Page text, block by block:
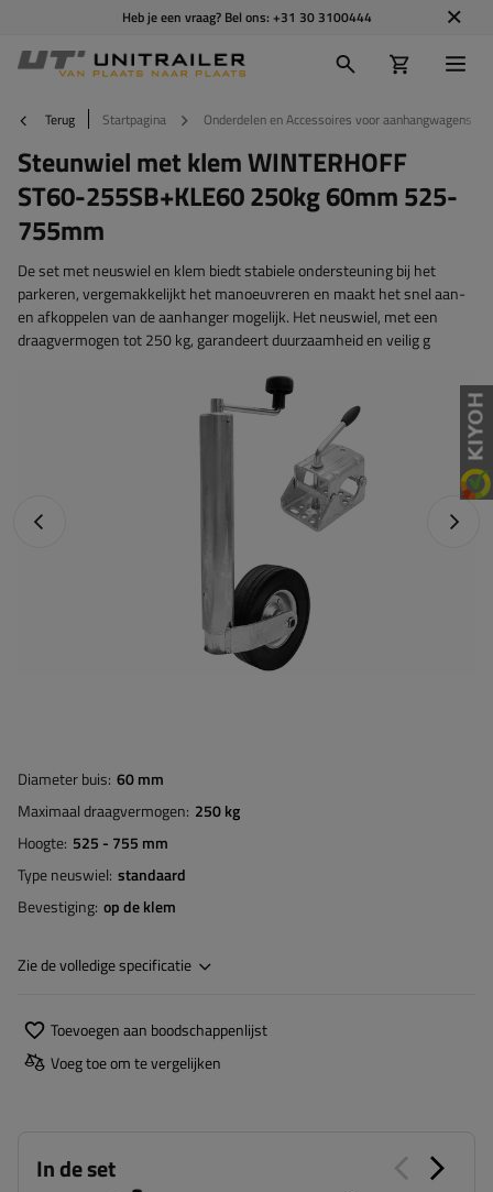
Heb je een vraag? Bel ons: +31 30 3100444
Terug Startpagina Onderdelen en Accessoires voor aanhangwagens
Steunwiel met klem WINTERHOFF
ST60-255SB+KLE60 250kg 60mm 525-
755mm
De set met neuswiel en klem biedt stabiele ondersteuning bij het
parkeren, vergemakkelijkt het manoeuvreren en maakt het snel aan-
en afkoppelen van de aanhanger mogelijk. Het neuswiel, met een
draagvermogen tot 250 kg, garandeert duurzaamheid en veilig g
Vorige foto
Diameter buis 60 mm
Maximaal draagvermogen 250 kg
Hoogte 525 - 755 mm
Type neuswiel standaard
Bevestiging op de klem
Zie de volledige specificatie
Toevoegen aan boodschappenlijst
Voeg toe om te vergelijken
In de set